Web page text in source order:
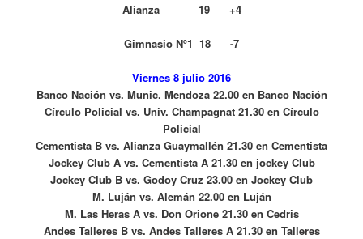
Alianza 19 +4
Gimnasio Nº1 18 -7
Viernes 8 julio 2016
Banco Nación vs. Munic. Mendoza 22.00 en Banco Nación
Círculo Policial vs. Univ. Champagnat 21.30 en Círculo
Policial
Cementista B vs. Alianza Guaymallén 21.30 en Cementista
Jockey Club A vs. Cementista A 21.30 en jockey Club
Jockey Club B vs. Godoy Cruz 23.00 en Jockey Club
M. Luján vs. Alemán 22.00 en Luján
M. Las Heras A vs. Don Orione 21.30 en Cedris
Andes Talleres B vs. Andes Talleres A 21.30 en Talleres